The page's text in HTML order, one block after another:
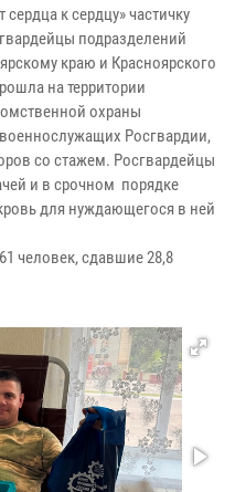
к сердцу» частичку
подразделений
краю и Красноярского
на территории
охраны
Росгвардии,
со стажем. Росгвардейцы
и в срочном порядке
для нуждающегося в ней
человек, сдавшие 28,8